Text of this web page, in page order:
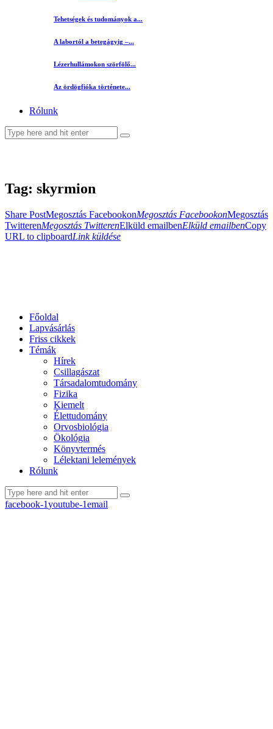
Tehetségek és tudományok a...
A labortól a betegágyig –...
Lézerhullámokon szörfölő...
Az ördögfióka története...
Rólunk
Tag: skyrmion
Share PostMegosztás FacebookonMegosztás FacebookonMegosztás
TwitterenMegosztás TwitterenElküld emailbenElküld emailbenCopy
URL to clipboardLink küldése
Főoldal
Lapvásárlás
Friss cikkek
Témák
Hírek
Csillagászat
Társadalomtudomány
Fizika
Kiemelt
Élettudomány
Orvosbiológia
Ökológia
Könyvtermés
Lélektani lelemények
Rólunk
facebook-1youtube-1email